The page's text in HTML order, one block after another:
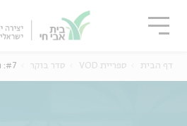
דף הבית ספריית VOD סדר בוקר #7: חנוכת המזבח | שיעור מס' 7
סגור